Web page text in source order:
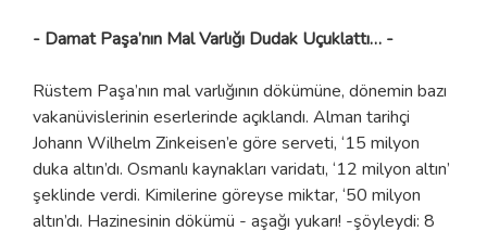
- Damat Paşa’nın Mal Varlığı Dudak Uçuklattı… -
Rüstem Paşa’nın mal varlığının dökümüne, dönemin bazı
vakanüvislerinin eserlerinde açıklandı. Alman tarihçi
Johann Wilhelm Zinkeisen’e göre serveti, ‘15 milyon
duka altın’dı. Osmanlı kaynakları varidatı, ‘12 milyon altın’
şeklinde verdi. Kimilerine göreyse miktar, ‘50 milyon
altın’dı. Hazinesinin dökümü - aşağı yukarı! -şöyleydi: 8